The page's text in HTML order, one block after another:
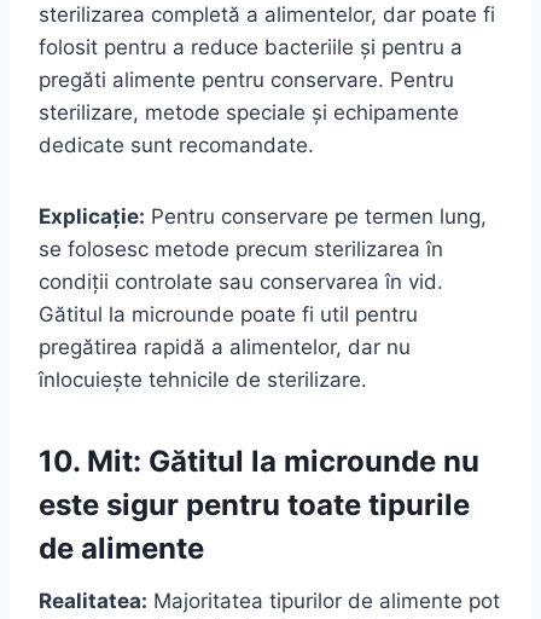
sterilizarea completă a alimentelor, dar poate fi
folosit pentru a reduce bacteriile și pentru a
pregăti alimente pentru conservare. Pentru
sterilizare, metode speciale și echipamente
dedicate sunt recomandate.
Explicație: Pentru conservare pe termen lung,
se folosesc metode precum sterilizarea în
condiții controlate sau conservarea în vid.
Gătitul la microunde poate fi util pentru
pregătirea rapidă a alimentelor, dar nu
înlocuiește tehnicile de sterilizare.
10. Mit: Gătitul la microunde nu
este sigur pentru toate tipurile
de alimente
Realitatea: Majoritatea tipurilor de alimente pot